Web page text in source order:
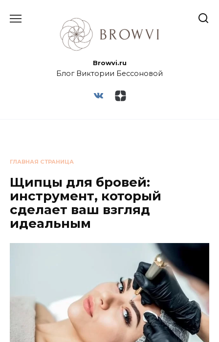
Browvi.ru
Блог Виктории Бессоновой
ГЛАВНАЯ СТРАНИЦА
Щипцы для бровей:
инструмент, который
сделает ваш взгляд
идеальным